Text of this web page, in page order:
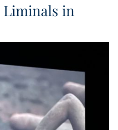
Liminals in